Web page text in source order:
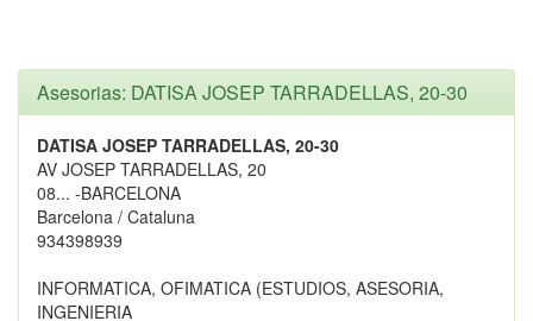
Asesorias: DATISA JOSEP TARRADELLAS, 20-30
DATISA JOSEP TARRADELLAS, 20-30
AV JOSEP TARRADELLAS, 20
08... -BARCELONA
Barcelona / Cataluna
934398939
INFORMATICA, OFIMATICA (ESTUDIOS, ASESORIA,
INGENIERIA